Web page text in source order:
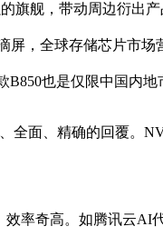
旗舰，带动周边衍出
屏，全球存储芯片市
也是仅限中国内地
面、精确的回覆。
率奇高。如腾讯云AI